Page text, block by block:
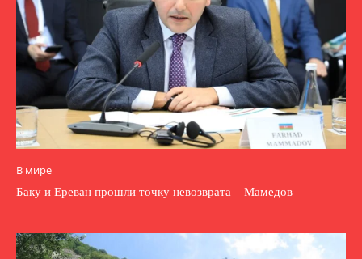
В мире
Баку и Ереван прошли точку невозврата – Мамедов